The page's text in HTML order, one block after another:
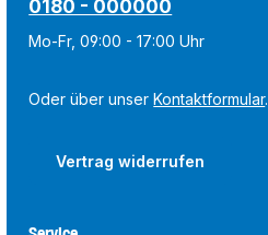
0180 - 000000
Mo-Fr, 09:00 - 17:00 Uhr
Oder über unserKontaktformular.
Vertrag widerrufen